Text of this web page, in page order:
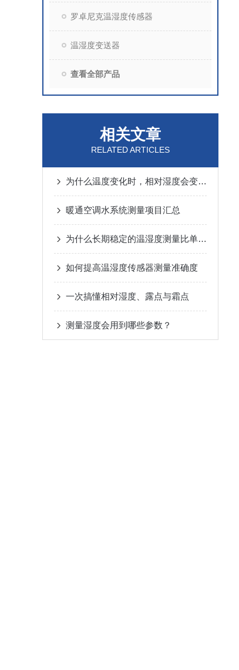
罗卓尼克温湿度传感器
温湿度变送器
查看全部产品
相关文章
RELATED ARTICLES
为什么温度变化时，相对湿度会变化，而露点却保持不变？
暖通空调水系统测量项目汇总
为什么长期稳定的温湿度测量比单纯追求初始精度更重要
如何提高温湿度传感器测量准确度
一次搞懂相对湿度、露点与霜点
测量湿度会用到哪些参数？